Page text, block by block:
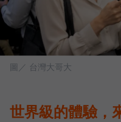
圖／ 台灣大哥大
世界級的體驗，